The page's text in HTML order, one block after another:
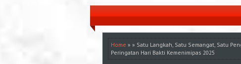
Home » » Satu Langkah, Satu Semangat, Satu
Peringatan Hari Bakti Kemenimipas 2025